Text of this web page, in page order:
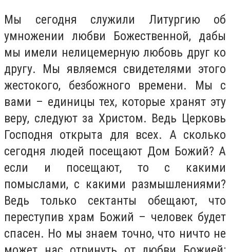
Мы сегодня служили Литургию об
умножении любви Божественной, дабы
мы имели нелицемерную любовь друг ко
другу. Мы являемся свидетелями этого
жестокого, безбожного времени. Мы с
вами – единицы тех, которые хранят эту
веру, следуют за Христом. Ведь Церковь
Господня открыта для всех. А сколько
сегодня людей посещают Дом Божий? А
если и посещают, то с какими
помыслами, с какими размышлениями?
Ведь только сектанты обещают, что
переступив храм Божий – человек будет
спасен. Но мы знаем точно, что ничто не